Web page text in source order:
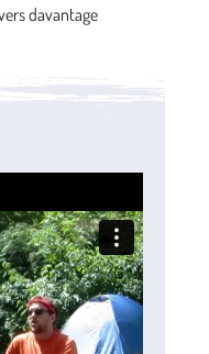
davantage